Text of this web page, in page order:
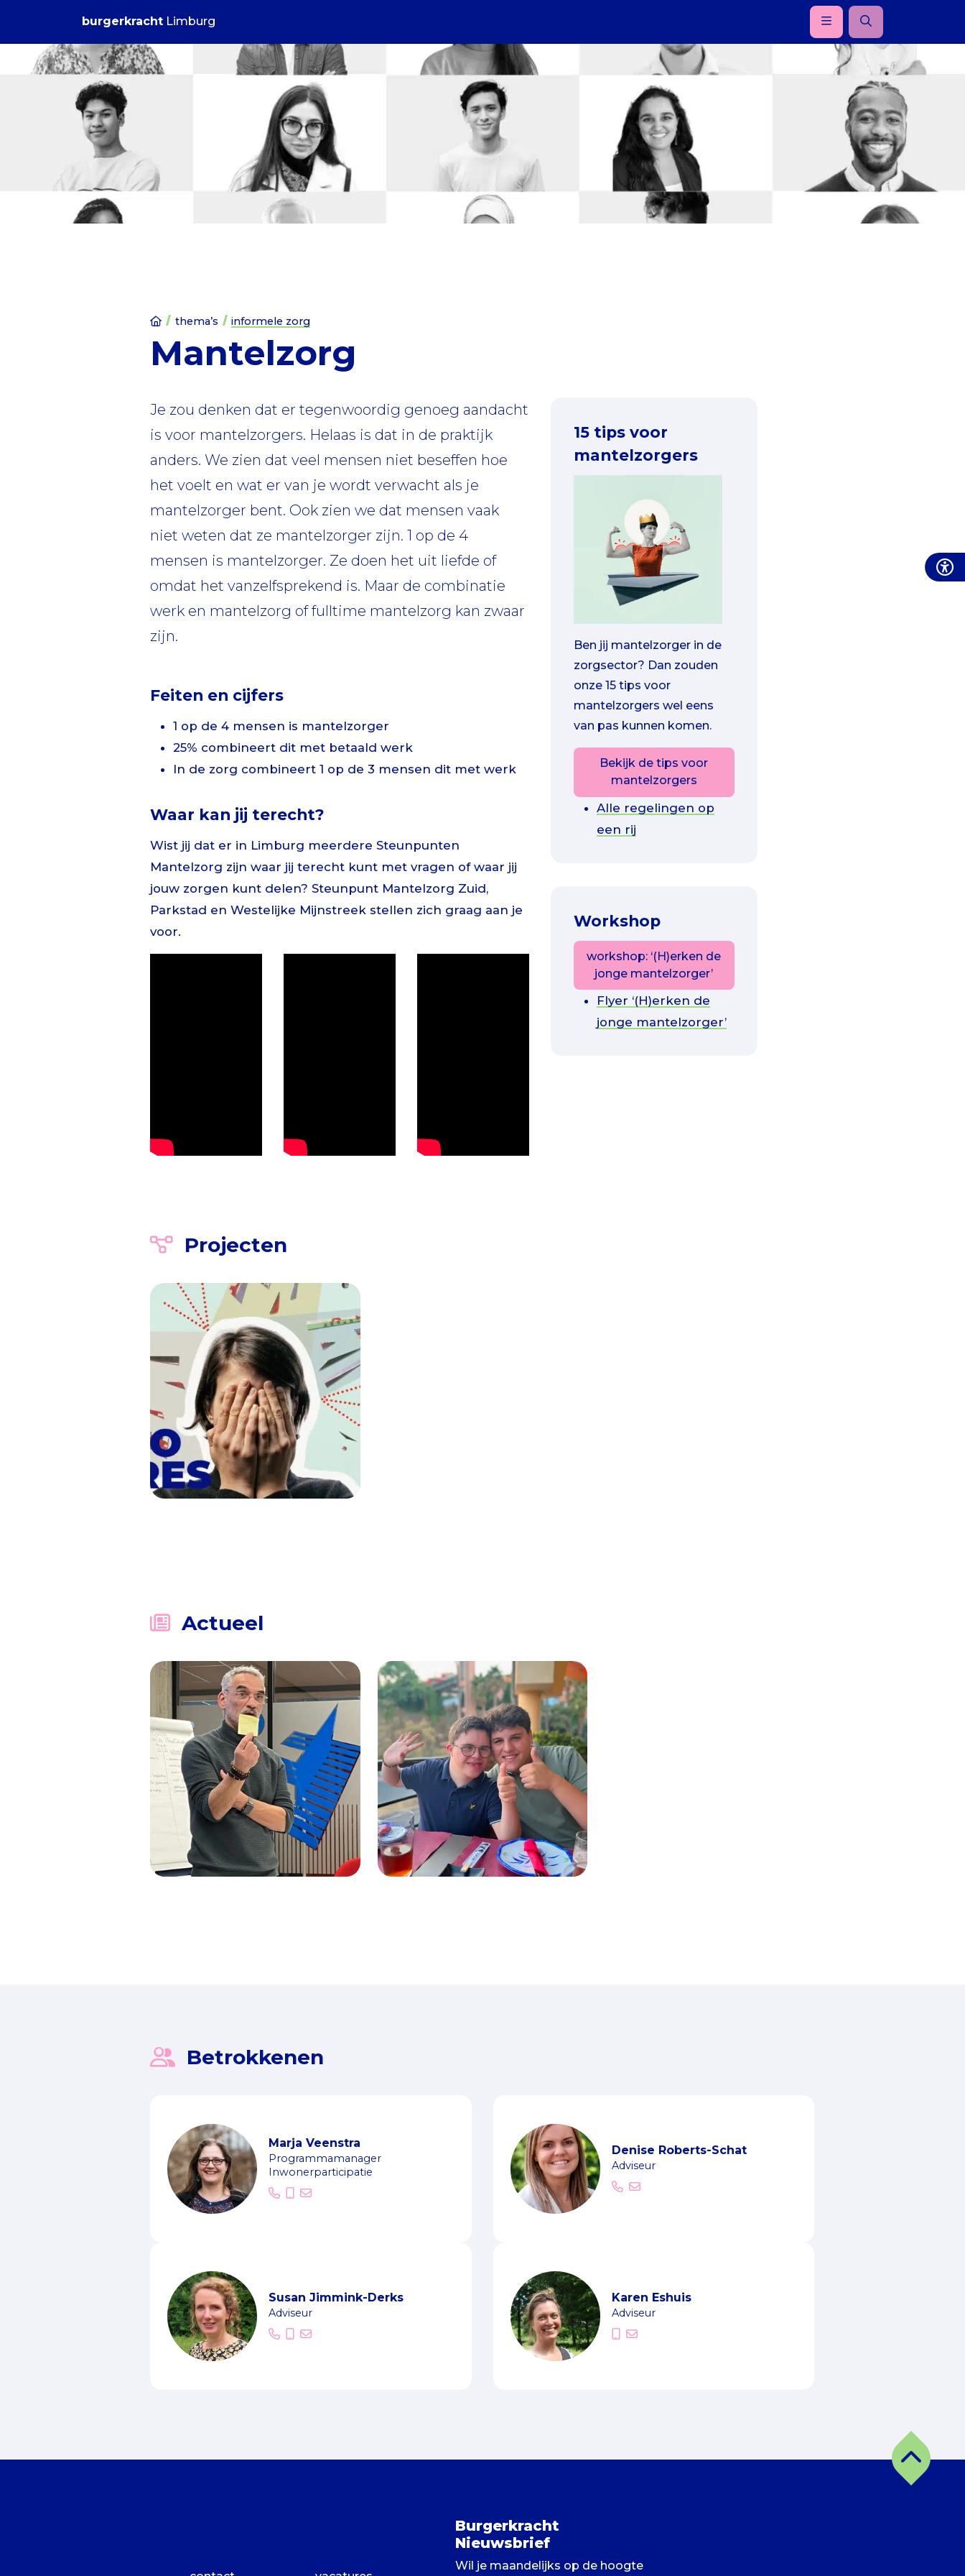
burgerkracht Limburg
thema’s informele zorg
Mantelzorg
Je zou denken dat er tegenwoordig genoeg aandacht
is voor mantelzorgers. Helaas is dat in de praktijk
anders. We zien dat veel mensen niet beseffen hoe
het voelt en wat er van je wordt verwacht als je
mantelzorger bent. Ook zien we dat mensen vaak
niet weten dat ze mantelzorger zijn. 1 op de 4
mensen is mantelzorger. Ze doen het uit liefde of
omdat het vanzelfsprekend is. Maar de combinatie
werk en mantelzorg of fulltime mantelzorg kan zwaar
zijn.
Feiten en cijfers
1 op de 4 mensen is mantelzorger
25% combineert dit met betaald werk
In de zorg combineert 1 op de 3 mensen dit met werk
Waar kan jij terecht?
Wist jij dat er in Limburg meerdere Steunpunten
Mantelzorg zijn waar jij terecht kunt met vragen of waar jij
jouw zorgen kunt delen? Steunpunt Mantelzorg Zuid,
Parkstad en Westelijke Mijnstreek stellen zich graag aan je
voor.
15 tips voor
mantelzorgers
Ben jij mantelzorger in de
zorgsector? Dan zouden
onze 15 tips voor
mantelzorgers wel eens
van pas kunnen komen.
Bekijk de tips voor
mantelzorgers
Alle regelingen op
een rij
Workshop
workshop: ‘(H)erken de
jonge mantelzorger’
Flyer ‘(H)erken de
jonge mantelzorger’
Projecten
Actueel
Betrokkenen
Marja Veenstra
Programmamanager
Inwonerparticipatie
Denise Roberts-Schat
Adviseur
Susan Jimmink-Derks
Adviseur
Karen Eshuis
Adviseur
Burgerkracht
Nieuwsbrief
Wil je maandelijks op de hoogte